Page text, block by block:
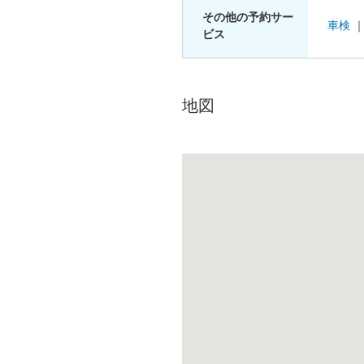
その他の予約サー
ビス
車検 ｜
地図